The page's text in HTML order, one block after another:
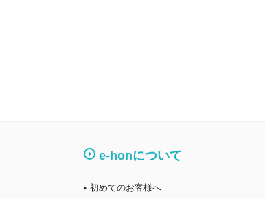
e-honについて
初めてのお客様へ